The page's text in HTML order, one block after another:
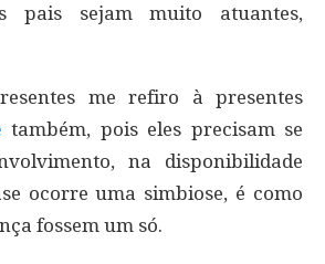
pais sejam muito atuantes,
me refiro à presentes
também, pois eles precisam se
na disponibilidade
ocorre uma simbiose, é como
fossem um só.